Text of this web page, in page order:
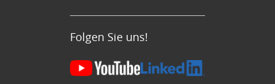
Folgen Sie uns!